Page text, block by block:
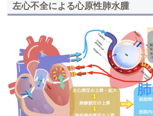
左心不全による心原性肺水腫